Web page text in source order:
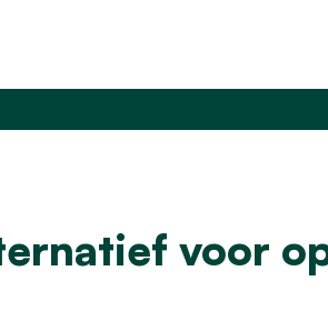
voor